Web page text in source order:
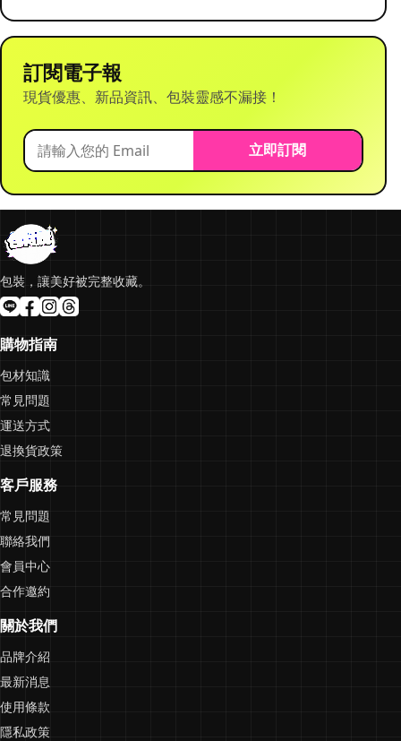
訂閱電子報
現貨優惠、新品資訊、包裝靈感不漏接！
立即訂閱
包裝，讓美好被完整收藏。
購物指南
包材知識
常見問題
運送方式
退換貨政策
客戶服務
常見問題
聯絡我們
會員中心
合作邀約
關於我們
品牌介紹
最新消息
使用條款
隱私政策